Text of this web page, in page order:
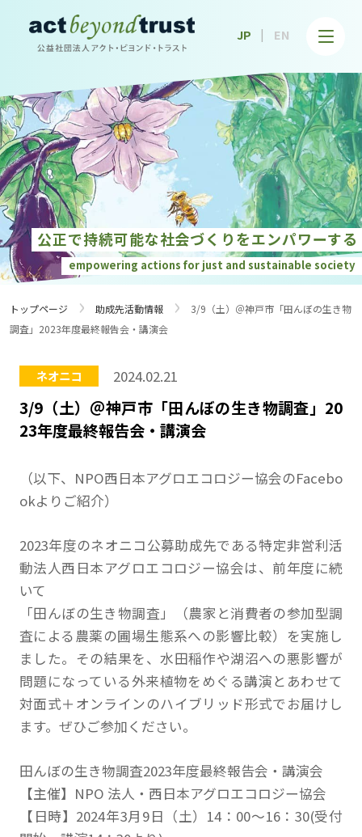
公益社団法人アクト・ビヨンド・トラスト
JP EN
公正で持続可能な社会づくりをエンパワーする
empowering actions for just and sustainable society
トップページ › 助成先活動情報 ›
3/9（土）＠神戸市「田んぼの生き物
調査」2023年度最終報告会・講演会
ネオニコ 2024.02.21
3/9（土）＠神戸市「田んぼの生き物調査」20
23年度最終報告会・講演会
（以下、NPO西日本アグロエコロジー協会のFacebo
okよりご紹介）
2023年度のネオニコ公募助成先である特定非営利活
動法人西日本アグロエコロジー協会は、前年度に続
いて
「田んぼの生き物調査」（農家と消費者の参加型調
査による農薬の圃場生態系への影響比較）を実施し
ました。その結果を、水田稲作や湖沼への悪影響が
問題になっている外来植物をめぐる講演とあわせて
対面式＋オンラインのハイブリッド形式でお届けし
ます。ぜひご参加ください。
田んぼの生き物調査2023年度最終報告会・講演会
【主催】NPO 法人・西日本アグロエコロジー協会
【日時】2024年3月9日（土）14：00〜16：30(受付